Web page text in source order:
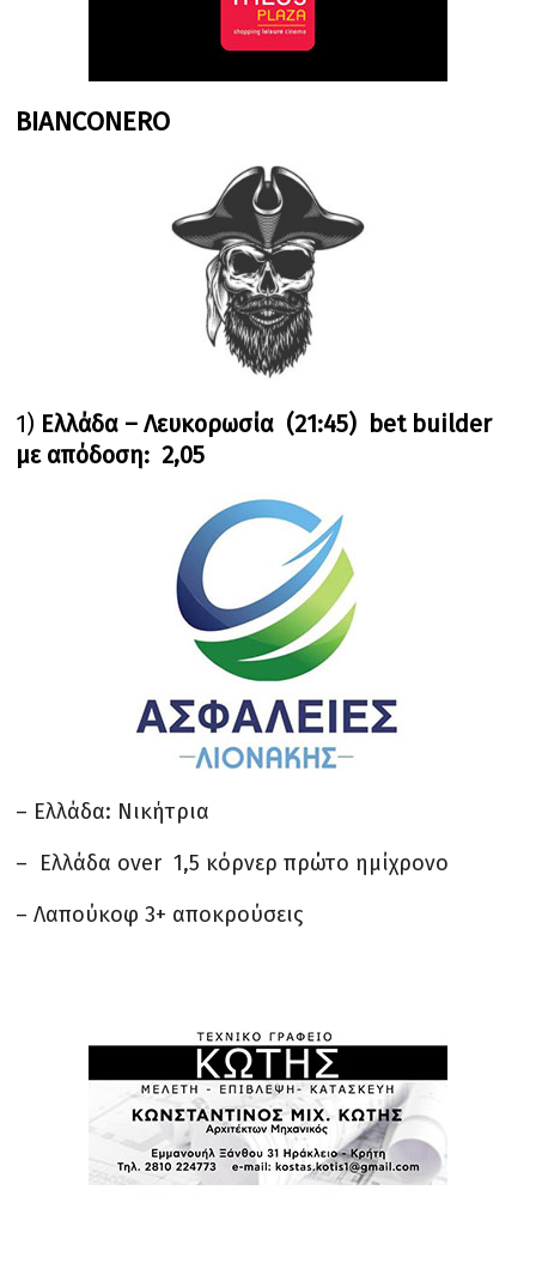
BIANCONERO
1) Ελλάδα – Λευκορωσία (21:45) bet builder
με απόδοση: 2,05
– Ελλάδα: Νικήτρια
– Ελλάδα οver 1,5 κόρνερ πρώτο ημίχρονο
– Λαπούκοφ 3+ αποκρούσεις